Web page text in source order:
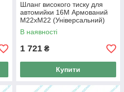
Шланг високого тиску для
автомийки 16M Армований
М22хМ22 (Універсальний)
В наявності
1 721 ₴
Купити